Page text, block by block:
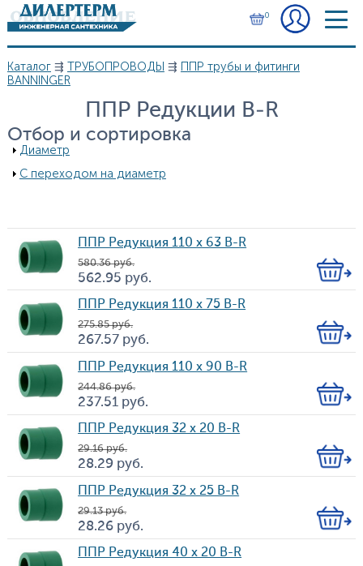
Перейти к основному содержанию
0
Вы здесь
Каталог⇶ ТРУБОПРОВОДЫ ⇶ ППР трубы и фитинги
BANNINGER
ППР Редукции B-R
Отбор и сортировка
Показать
Диаметр
Показать
С переходом на диаметр
ППР Редукция 110 х 63 B-R
Цена
580.36 руб.
562.95 руб.
Кол-
во
ППР Редукция 110 х 75 B-R
Цена
275.85 руб.
267.57 руб.
Кол-
во
ППР Редукция 110 х 90 B-R
Цена
244.86 руб.
237.51 руб.
Кол-
во
ППР Редукция 32 х 20 B-R
Цена
29.16 руб.
28.29 руб.
Кол-
во
ППР Редукция 32 х 25 B-R
Цена
29.13 руб.
28.26 руб.
Кол-
во
ППР Редукция 40 х 20 B-R